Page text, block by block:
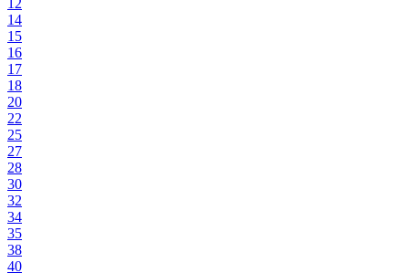
12
14
15
16
17
18
20
22
25
27
28
30
32
34
35
38
40